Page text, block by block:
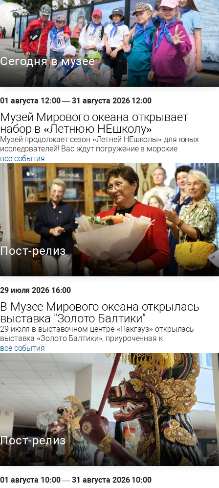
01 августа 12:00 — 31 августа 2026 12:00
Сегодня в музее
Музей Мирового океана открывает
набор в «Летнюю НЕшколу»
Музей продолжает сезон «Летней НЕшколы» для юных
исследователей! Вас ждут погружение в морские
все события
29 июля 2026 16:00
Пост-релиз
В Музее Мирового океана открылась
выставка "Золото Балтики"
29 июля в выставочном центре «Пакгауз» открылась
выставка «Золото Балтики», приуроченная к
все события
01 августа 10:00 — 31 августа 2026 10:00
Пост-релиз